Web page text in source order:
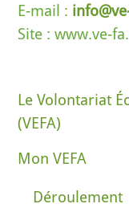
E-mail :
Site : www.ve-
Le Volontariat
(VEFA)
Mon VEFA
Déroulement